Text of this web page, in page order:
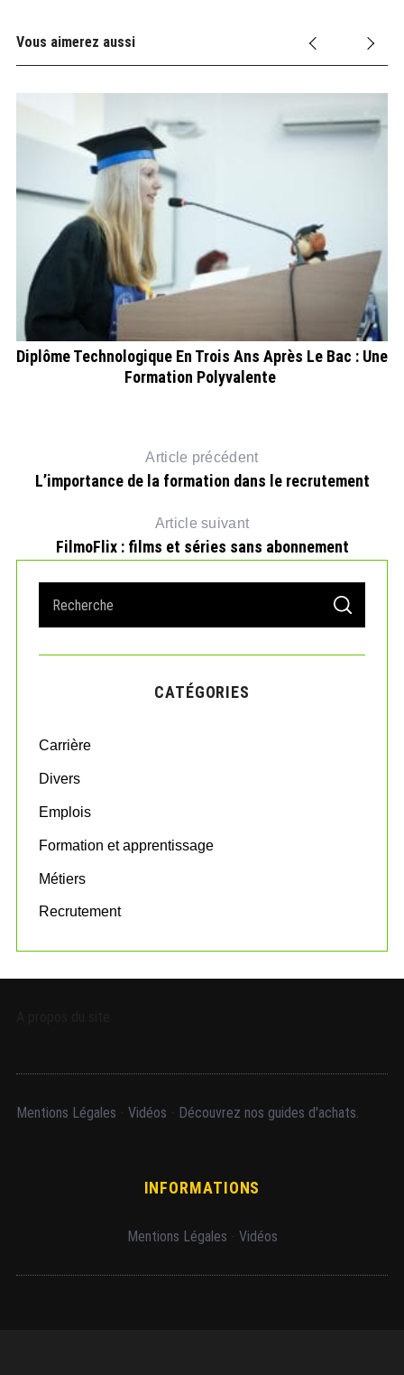
Vous aimerez aussi
Diplôme Technologique En Trois Ans Après Le Bac : Une
Formation Polyvalente
Article précédent
L’importance de la formation dans le recrutement
Article suivant
FilmoFlix : films et séries sans abonnement
a
r
o
:
S
A
C
CATÉGORIES
Carrière
Divers
Emplois
Formation et apprentissage
Métiers
Recrutement
Mentions Légales Vidéos Découvrez nos guides d'achats.
INFORMATIONS
Mentions Légales Vidéos